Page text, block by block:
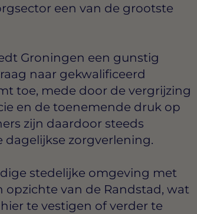
een van de grootste
Groningen een gunstig
naar gekwalificeerd
toe, mede door de vergrijzing
en de toenemende druk op
zijn daardoor steeds
zorgverlening.
stedelijke omgeving met
van de Randstad, wat
te vestigen of verder te